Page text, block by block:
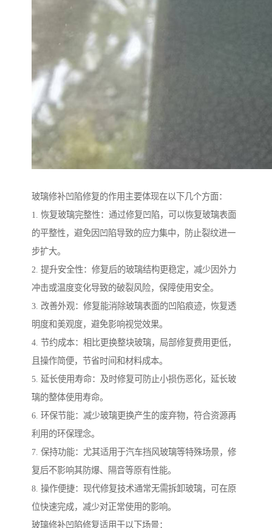
玻璃修补凹陷修复的作用主要体现在以下几个方面：
1. 恢复玻璃完整性：通过修复凹陷，可以恢复玻璃表面
的平整性，避免因凹陷导致的应力集中，防止裂纹进一
步扩大。
2. 提升安全性：修复后的玻璃结构更稳定，减少因外力
冲击或温度变化导致的破裂风险，保障使用安全。
3. 改善外观：修复能消除玻璃表面的凹陷痕迹，恢复透
明度和美观度，避免影响视觉效果。
4. 节约成本：相比更换整块玻璃，局部修复费用更低，
且操作简便，节省时间和材料成本。
5. 延长使用寿命：及时修复可防止小损伤恶化，延长玻
璃的整体使用寿命。
6. 环保节能：减少玻璃更换产生的废弃物，符合资源再
利用的环保理念。
7. 保持功能：尤其适用于汽车挡风玻璃等特殊场景，修
复后不影响其防爆、隔音等原有性能。
8. 操作便捷：现代修复技术通常无需拆卸玻璃，可在原
位快速完成，减少对正常使用的影响。
玻璃修补凹陷修复适用于以下场景：